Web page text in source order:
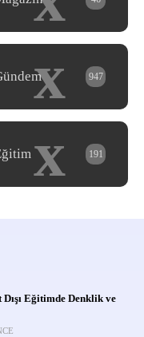
x 947
x 191
Eğitimde Denklik ve
ÖNCE